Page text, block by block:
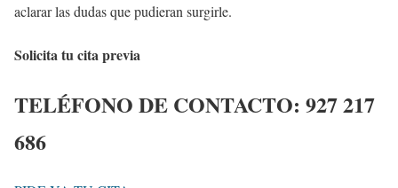
aclarar las dudas que pudieran surgirle.
Solicita tu cita previa
TELÉFONO DE CONTACTO: 927 217
686